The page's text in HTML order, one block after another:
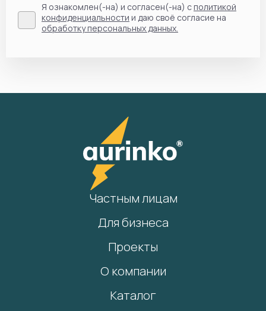
Я ознакомлен(-на) и согласен(-на) сполитикой
конфиденциальности и даю своё согласие на
обработку персональных данных.
Частным лицам
Для бизнеса
Проекты
О компании
Каталог